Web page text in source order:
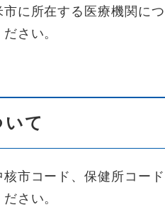
に所在する医療機関に
さい。
て
市コード、保健所コー
さい。